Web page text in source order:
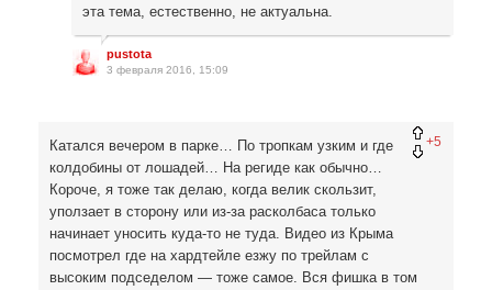
эта тема, естественно, не актуальна.
pustota
3 февраля 2016, 15:09
+5
Катался вечером в парке… По тропкам узким и где
колдобины от лошадей… На региде как обычно…
Короче, я тоже так делаю, когда велик скользит,
уползает в сторону или из-за расколбаса только
начинает уносить куда-то не туда. Видео из Крыма
посмотрел где на хардтейле езжу по трейлам с
высоким подседелом — тоже самое. Вся фишка в том